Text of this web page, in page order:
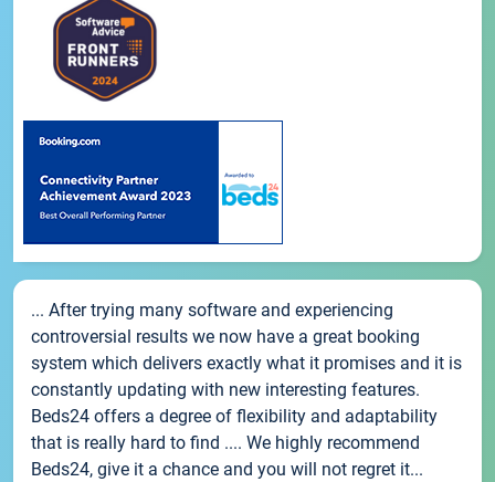
... After trying many software and experiencing
controversial results we now have a great booking
system which delivers exactly what it promises and it is
constantly updating with new interesting features.
Beds24 offers a degree of flexibility and adaptability
that is really hard to find .... We highly recommend
Beds24, give it a chance and you will not regret it...